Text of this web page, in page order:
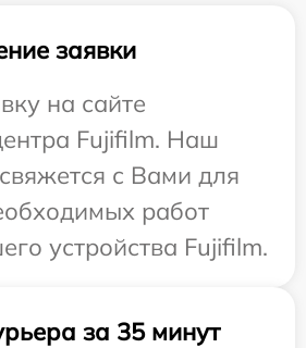
заявки
на сайте
Fujifilm. Наш
с Вами для
работ
устройства Fujifilm.
за 35 минут